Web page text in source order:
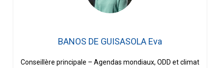
BANOS DE GUISASOLA Eva
Conseillère principale – Agendas mondiaux, ODD et climat